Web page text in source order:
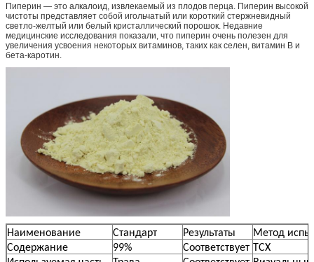
Пиперин — это алкалоид, извлекаемый из плодов перца. Пиперин высокой
чистоты представляет собой игольчатый или короткий стержневидный
светло-желтый или белый кристаллический порошок. Недавние
медицинские исследования показали, что пиперин очень полезен для
увеличения усвоения некоторых витаминов, таких как селен, витамин B и
бета-каротин.
Наименование Стандарт Результаты
Метод
Содержание
99% Соответствует ТСХ